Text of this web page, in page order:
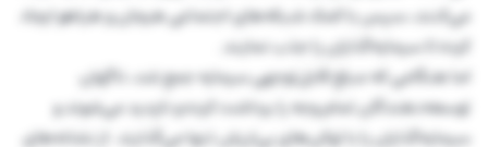
می‌کنند، سپس با کمک شبکه‌های اجتماعی هیجان و هیاهو ایجاد
کرده تا سرمایه‌گذاران را جذب نمایند.
اما هنگامی که مبلغ قابل‌توجهی سرمایه جمع شد، ناگهان
توسعه‌دهندگان تمام وجه را برداشت کرده و ناپدید می‌شوند و
سرمایه‌گذاران را با توکن‌های بی‌ارزش تنها می‌گذارند. از نشانه‌های